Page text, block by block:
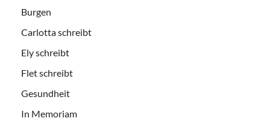
Burgen
Carlotta schreibt
Ely schreibt
Flet schreibt
Gesundheit
In Memoriam